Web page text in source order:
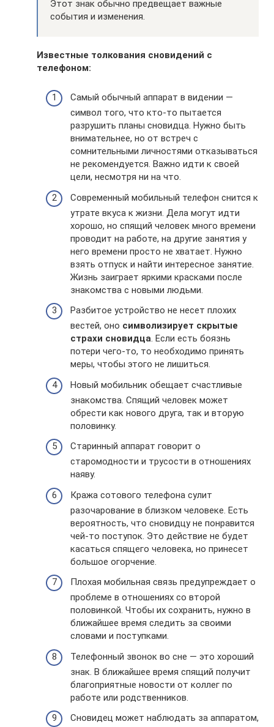
Этот знак обычно предвещает важные
события и изменения.
Известные толкования сновидений с
телефоном:
Самый обычный аппарат в видении —
символ того, что кто-то пытается
разрушить планы сновидца. Нужно быть
внимательнее, но от встреч с
сомнительными личностями отказываться
не рекомендуется. Важно идти к своей
цели, несмотря ни на что.
Современный мобильный телефон снится к
утрате вкуса к жизни. Дела могут идти
хорошо, но спящий человек много времени
проводит на работе, на другие занятия у
него времени просто не хватает. Нужно
взять отпуск и найти интересное занятие.
Жизнь заиграет яркими красками после
знакомства с новыми людьми.
Разбитое устройство не несет плохих
вестей, оно символизирует скрытые
страхи сновидца. Если есть боязнь
потери чего-то, то необходимо принять
меры, чтобы этого не лишиться.
Новый мобильник обещает счастливые
знакомства. Спящий человек может
обрести как нового друга, так и вторую
половинку.
Старинный аппарат говорит о
старомодности и трусости в отношениях
наяву.
Кража сотового телефона сулит
разочарование в близком человеке. Есть
вероятность, что сновидцу не понравится
чей-то поступок. Это действие не будет
касаться спящего человека, но принесет
большое огорчение.
Плохая мобильная связь предупреждает о
проблеме в отношениях со второй
половинкой. Чтобы их сохранить, нужно в
ближайшее время следить за своими
словами и поступками.
Телефонный звонок во сне — это хороший
знак. В ближайшее время спящий получит
благоприятные новости от коллег по
работе или родственников.
Сновидец может наблюдать за аппаратом,